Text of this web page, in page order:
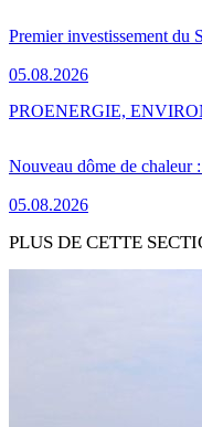
Premier investissement du
05.08.2026
Nouveau dôme de chaleur
05.08.2026
PROENERGIE,
PLUS DE CETTE